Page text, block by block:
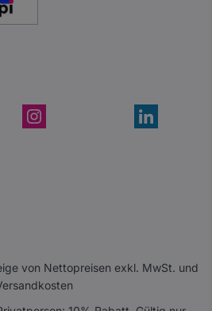
von Nettopreisen exkl. MwSt. und